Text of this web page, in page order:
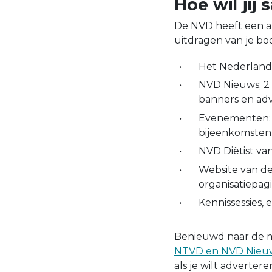
Hoe wil jij
De NVD heeft een
uitdragen van je
Het
NVD Nieuws;
banners en
bijeenkomsten
NVD Diëtist
Website van
Benieuwd naar de
NTVD en NVD
als je wilt